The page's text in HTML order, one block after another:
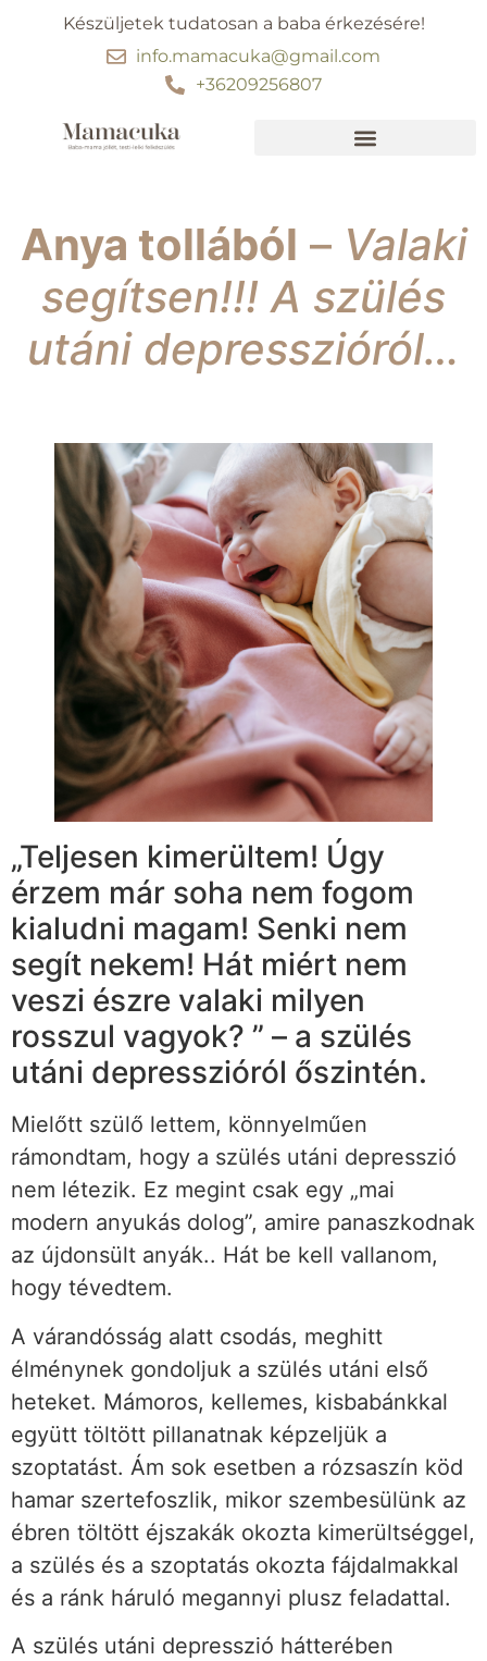
Készüljetek tudatosan a baba érkezésére!
info.mamacuka@gmail.com
+36209256807
Anya tollából – Valaki
segítsen!!! A szülés
utáni depresszióról…
„Teljesen kimerültem! Úgy
érzem már soha nem fogom
kialudni magam! Senki nem
segít nekem! Hát miért nem
veszi észre valaki milyen
rosszul vagyok? ” – a szülés
utáni depresszióról őszintén.
Mielőtt szülő lettem, könnyelműen
rámondtam, hogy a szülés utáni depresszió
nem létezik. Ez megint csak egy „mai
modern anyukás dolog”, amire panaszkodnak
az újdonsült anyák.. Hát be kell vallanom,
hogy tévedtem.
A várandósság alatt csodás, meghitt
élménynek gondoljuk a szülés utáni első
heteket. Mámoros, kellemes, kisbabánkkal
együtt töltött pillanatnak képzeljük a
szoptatást. Ám sok esetben a rózsaszín köd
hamar szertefoszlik, mikor szembesülünk az
ébren töltött éjszakák okozta kimerültséggel,
a szülés és a szoptatás okozta fájdalmakkal
és a ránk háruló megannyi plusz feladattal.
A szülés utáni depresszió hátterében